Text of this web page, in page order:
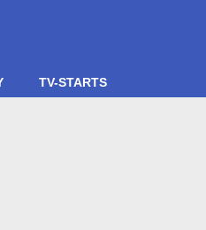
TV-STARTS